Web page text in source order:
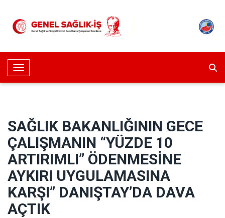
Toggle Navigation
SAĞLIK BAKANLIĞININ GECE
ÇALIŞMANIN “YÜZDE 10
ARTIRIMLI” ÖDENMESİNE
AYKIRI UYGULAMASINA
KARŞI” DANIŞTAY’DA DAVA
AÇTIK